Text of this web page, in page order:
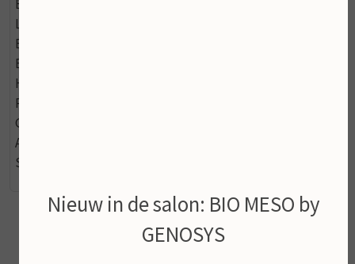
Leuconostoc/Radish Root Ferment Filtrate, Disodium
Edta-Copper, Linalool, Anthemis Nobilis Flower
Extract, Echinacea Angustifolia Extract, Sodium
Hyaluronate Crosspolymer, Symphytum Officinale
Rhizome/Root Extract, Magnesium Aspartate, Zinc
Gluconate, Malachite Extract, Aphanizomenon Flos-
Aquae Extract, Copper Gluconate, Potassium Sorbate,
Sorbic Acid.
Nieuw in de salon: BIO MESO by
GENOSYS